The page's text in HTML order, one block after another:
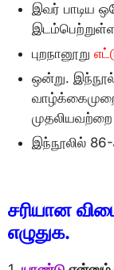
இவர் பாடிய
புறநானூறு
ஒன்று.
முதலியவற்றை
இந்நூலில்
சரியான
எழுதுக.